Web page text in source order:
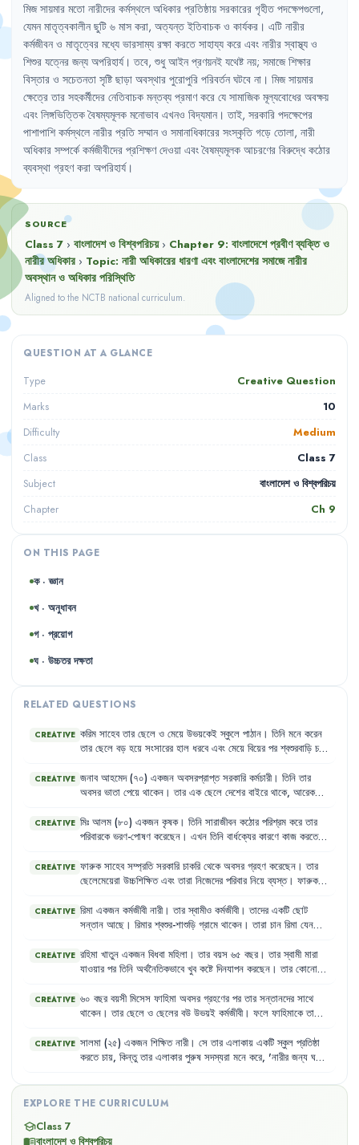
মিজ সায়মার মতো নারীদের কর্মস্থলে অধিকার প্রতিষ্ঠায় সরকারের গৃহীত পদক্ষেপগুলো,
যেমন মাতৃত্বকালীন ছুটি ৬ মাস করা, অত্যন্ত ইতিবাচক ও কার্যকর । এটি নারীর
কর্মজীবন ও মাতৃত্বের মধ্যে ভারসাম্য রক্ষা করতে সাহায্য করে এবং নারীর স্বাস্থ্য ও
শিশুর যত্নের জন্য অপরিহার্য। তবে, শুধু আইন প্রণয়নই যথেষ্ট নয়; সমাজে শিক্ষার
বিস্তার ও সচেতনতা সৃষ্টি ছাড়া অবস্থার পুরোপুরি পরিবর্তন ঘটবে না । মিজ সায়মার
ক্ষেত্রে তার সহকর্মীদের নেতিবাচক মন্তব্য প্রমাণ করে যে সামাজিক মূল্যবোধের অবক্ষয়
এবং লিঙ্গভিত্তিক বৈষম্যমূলক মনোভাব এখনও বিদ্যমান। তাই, সরকারি পদক্ষেপের
পাশাপাশি কর্মস্থলে নারীর প্রতি সম্মান ও সমানাধিকারের সংস্কৃতি গড়ে তোলা, নারী
অধিকার সম্পর্কে কর্মজীবীদের প্রশিক্ষণ দেওয়া এবং বৈষম্যমূলক আচরণের বিরুদ্ধে কঠোর
ব্যবস্থা গ্রহণ করা অপরিহার্য।
SOURCE
Class 7 › বাংলাদেশ ও বিশ্বপরিচয় › Chapter 9: বাংলাদেশে প্রবীণ ব্যক্তি ও
নারীর অধিকার › Topic: নারী অধিকারের ধারণা এবং বাংলাদেশের সমাজে নারীর
অবস্থান ও অধিকার পরিস্থিতি
Aligned to the NCTB national curriculum.
QUESTION AT A GLANCE
Type Creative Question
Marks 10
Difficulty Medium
Class Class 7
Subject বাংলাদেশ ও বিশ্বপরিচয়
Chapter Ch 9
ON THIS PAGE
ক · জ্ঞান
খ · অনুধাবন
গ · প্রয়োগ
ঘ · উচ্চতর দক্ষতা
RELATED QUESTIONS
CREATIVE করিম সাহেব তার ছেলে ও মেয়ে উভয়কেই স্কুলে পাঠান । তিনি মনে করেন
তার ছেলে বড় হয়ে সংসারের হাল ধরবে এবং মেয়ে বিয়ের পর শ্বশুরবাড়ি চলে
উচ্চশিক্ষার সুযোগ দিতে রাজি নন।
CREATIVE জনাব আহমেদ (৭০) একজন অবসরপ্রাপ্ত সরকারি কর্মচারী। তিনি তার
অবসর ভাতা পেয়ে থাকেন । তার এক ছেলে দেশের বাইরে থাকে, আরেক
এবং তার দেখাশোনা করার কেউ নেই।
CREATIVE মিঃ আলম (৮০) একজন কৃষক। তিনি সারাজীবন কঠোর পরিশ্রম করে তার
পরিবারকে ভরণ-পোষণ করেছেন । এখন তিনি বার্ধক্যের কারণে কাজ করতে
করতে প্রস্তুত নয় এবং তিনি প্রায়শই অনাহারে থাকেন।
CREATIVE ফারুক সাহেব সম্প্রতি সরকারি চাকরি থেকে অবসর গ্রহণ করেছেন । তার
ছেলেমেয়েরা উচ্চশিক্ষিত এবং তারা নিজেদের পরিবার নিয়ে ব্যস্ত। ফারুক
করার সুযোগ পান না। তার স্ত্রী অসুস্থ হওয়ায় তিনি নিজেও শারীরিক
জটিলতায় ভুগছেন কিন্তু প্রয়োজনীয় চিকিৎসার সুযোগ পাচ্ছেন না।
CREATIVE রিমা একজন কর্মজীবী নারী। তার স্বামীও কর্মজীবী। তাদের একটি ছোট
সন্তান আছে । রিমার শ্বশুর-শাশুড়ি গ্রামে থাকেন । তারা চান রিমা যেন
স্বাধীনতা এবং কর্মজীবনের অধিকারকে গুরুত্ব দেয় ।
CREATIVE রহিমা খাতুন একজন বিধবা মহিলা । তার বয়স ৬৫ বছর । তার স্বামী মারা
যাওয়ার পর তিনি অর্থনৈতিকভাবে খুব কষ্টে দিনযাপন করছেন । তার কোনো
কিন্তু এখন বার্ধক্যের কারণে শারীরিক শক্তি কমে যাওয়ায় কোনো কাজ
করতে পারেন না। তিনি প্রায়ই অসুস্থ থাকেন এবং প্রয়োজনীয় ঔষধ কেনার
CREATIVE ৬০ বছর বয়সী মিসেস ফাহিমা অবসর গ্রহণের পর তার সন্তানদের সাথে
থাকেন । তার ছেলে ও ছেলের বউ উভয়ই কর্মজীবী। ফলে ফাহিমাকে তাদের
হয়। এই বয়সে এসব কাজ করা তার পক্ষে কঠিন হয়ে পড়েছে এবং তিনি
প্রায়শই অসুস্থ থাকেন, কিন্তু প্রয়োজনীয় চিকিৎসা সুবিধা পান না।
CREATIVE সালমা (২৫) একজন শিক্ষিত নারী। সে তার এলাকায় একটি স্কুল প্রতিষ্ঠা
করতে চায়, কিন্তু তার এলাকার পুরুষ সদস্যরা মনে করে, 'নারীর জন্য ঘরের
নিরুৎসাহিত করে।
EXPLORE THE CURRICULUM
schoolClass 7
menu_bookবাংলাদেশ ও বিশ্বপরিচয়